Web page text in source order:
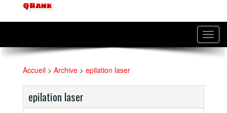
QRank
Accueil > Archive > epilation laser
epilation laser